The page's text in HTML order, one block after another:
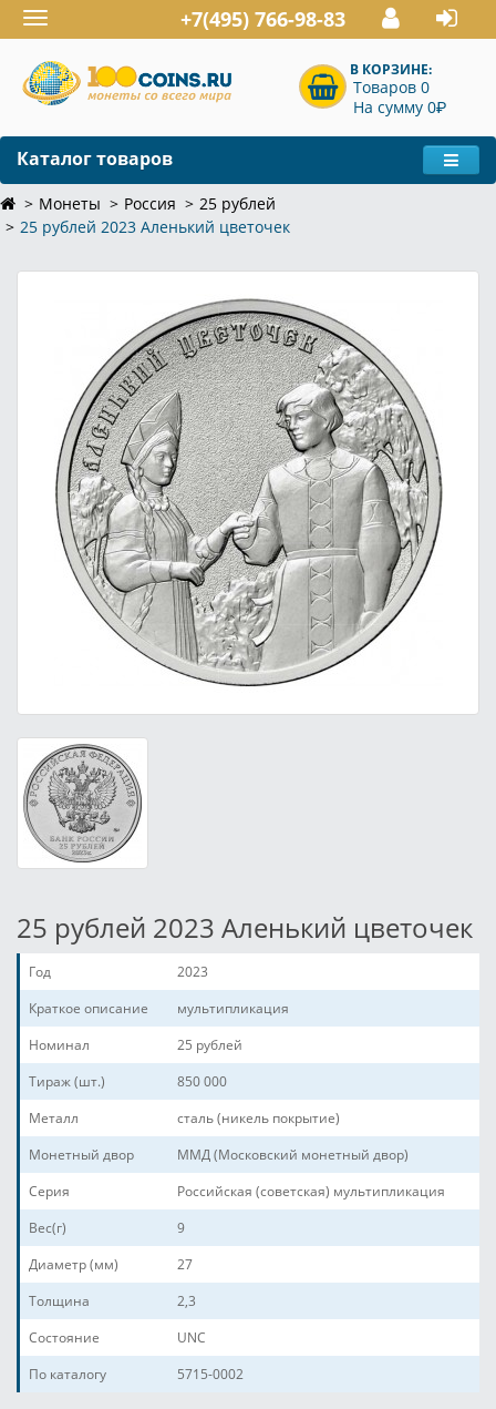
Toggle
navigation
+7(495) 766-98-83
В КОРЗИНЕ:
Товаров 0
На сумму 0P
Каталог товаров
Монеты Россия
25 рублей
25 рублей 2023 Аленький цветочек
25 рублей 2023 Аленький цветочек
Год
2023
Краткое описание
мультипликация
Номинал
25 рублей
Тираж (шт.)
850 000
Металл
сталь (никель покрытие)
Монетный двор
ММД (Московский монетный двор)
Серия
Российская (советская) мультипликация
Вес(г)
9
Диаметр (мм)
27
Толщина
2,3
Состояние
UNC
По каталогу
5715-0002